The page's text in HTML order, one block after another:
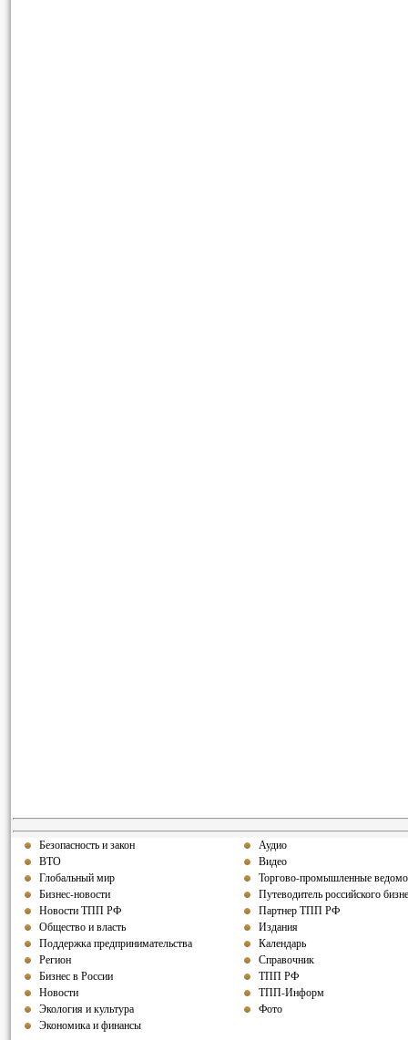
Безопасность и закон
ВТО
Глобальный мир
Бизнес-новости
Новости ТПП РФ
Общество и власть
Поддержка предпринимательства
Регион
Бизнес в России
Новости
Экология и культура
Экономика и финансы
Аудио
Видео
Торгово-промышленные
Путеводитель российского
Партнер ТПП РФ
Издания
Календарь
Справочник
ТПП РФ
ТПП-Информ
Фото